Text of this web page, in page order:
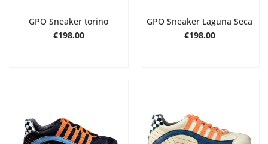
GPO Sneaker torino
€198.00
GPO Sneaker Laguna Seca
€198.00